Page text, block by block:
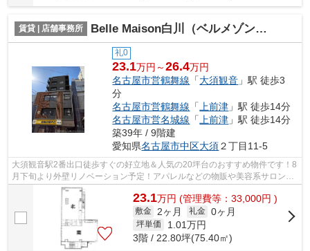
賃貸 | 店舗事務所 Belle Maison白川（ベルメゾン白川）
礼0
23.1万円～26.4万円
名古屋市営鶴舞線 「大須観音 」駅 徒歩3
分
名古屋市営鶴舞線 「 上前津 」駅 徒歩14分
名古屋市営名城線 「 上前津 」駅 徒歩14分
築39年 / 9階建
愛知県名古屋市中区大須２丁目11-5
大須観音駅2番出口徒歩すぐの好立地＆人気の20坪台のおすすめ物件です！8
月下旬より外壁リノベーション予定！アパレルなどの物販や美容系サロンに
おすすめ♪スケルトン内装での引き渡し...
23.1万円 (管理費等：33,000円 )
敷金 2ヶ月 礼金 0ヶ月
坪単価 1.01万円
3階 / 22.80坪(75.40㎡)